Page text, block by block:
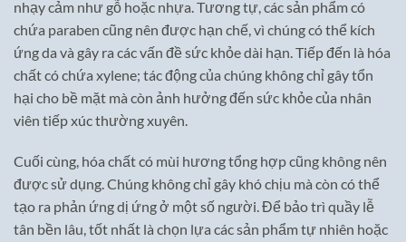
nhạy cảm như gỗ hoặc nhựa. Tương tự, các sản phẩm có
chứa paraben cũng nên được hạn chế, vì chúng có thể kích
ứng da và gây ra các vấn đề sức khỏe dài hạn. Tiếp đến là hóa
chất có chứa xylene; tác động của chúng không chỉ gây tổn
hại cho bề mặt mà còn ảnh hưởng đến sức khỏe của nhân
viên tiếp xúc thường xuyên.
Cuối cùng, hóa chất có mùi hương tổng hợp cũng không nên
được sử dụng. Chúng không chỉ gây khó chịu mà còn có thể
tạo ra phản ứng dị ứng ở một số người. Để bảo trì quầy lễ
tân bền lâu, tốt nhất là chọn lựa các sản phẩm tự nhiên hoặc